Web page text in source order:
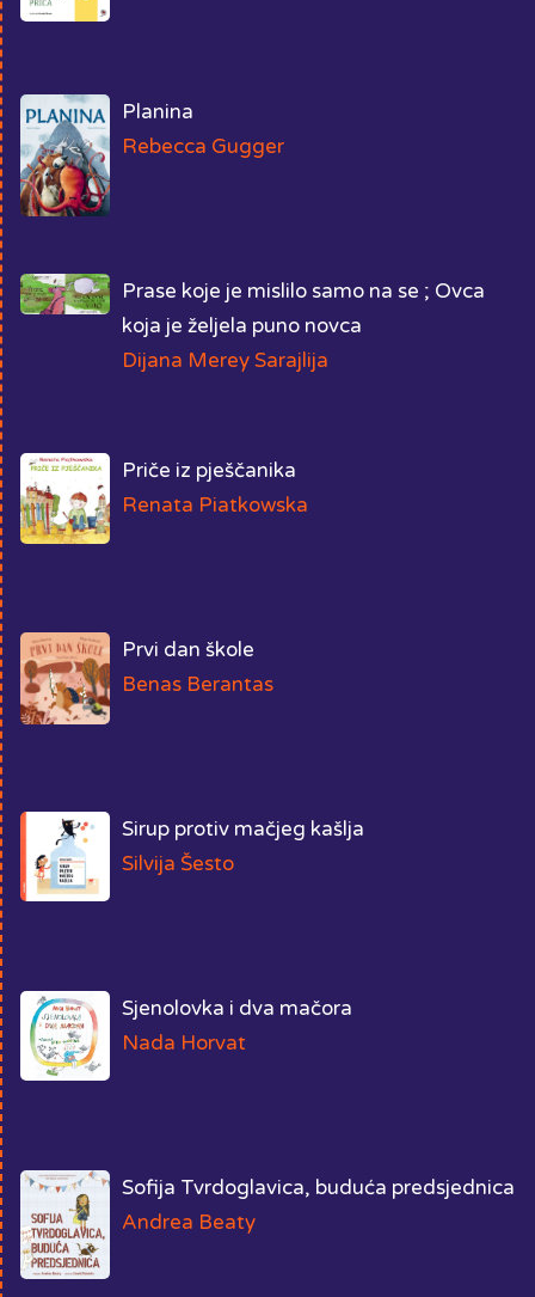
Planina
Rebecca Gugger
Prase koje je mislilo samo na se ; Ovca
koja je željela puno novca
Dijana Merey Sarajlija
Priče iz pješčanika
Renata Piatkowska
Prvi dan škole
Benas Berantas
Sirup protiv mačjeg kašlja
Silvija Šesto
Sjenolovka i dva mačora
Nada Horvat
Sofija Tvrdoglavica, buduća predsjednica
Andrea Beaty